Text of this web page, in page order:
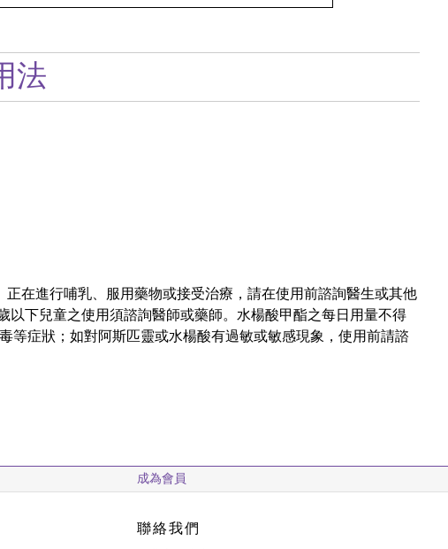
法
在進行哺乳、服用藥物或接受治療，請在使用前諮詢醫生或其他
下兒童之使用須諮詢醫師或藥師。水楊酸甲酯之每日用量不得
等症狀；如對阿斯匹靈或水楊酸有過敏或敏感現象，使用前請諮
成為會員
聯絡我們